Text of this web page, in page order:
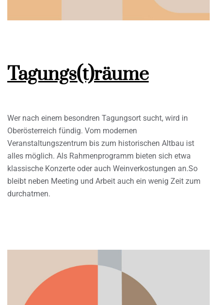
Tagungs(t)räume
Wer nach einem besondren Tagungsort sucht, wird in
Oberösterreich fündig. Vom modernen
Veranstaltungszentrum bis zum historischen Altbau ist
alles möglich. Als Rahmenprogramm bieten sich etwa
klassische Konzerte oder auch Weinverkostungen an.So
bleibt neben Meeting und Arbeit auch ein wenig Zeit zum
durchatmen.